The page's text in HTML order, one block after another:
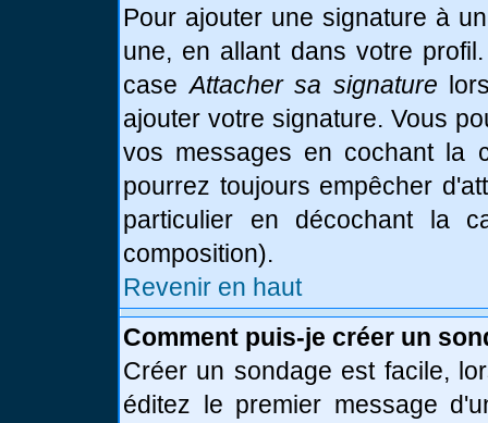
Pour ajouter une signature à
une, en allant dans votre
caseAttacher sa signature
ajouter votre signature. Vous
vos messages en cochant la
pourrez toujours empêcher
particulier en décochant la
composition).
Revenir en haut
Comment puis-je créer un
Créer un sondage est facile,
éditez le premier message